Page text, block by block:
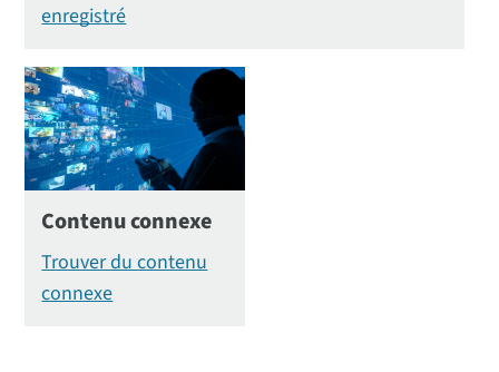
enregistré
Contenu connexe
Trouver du contenu
connexe